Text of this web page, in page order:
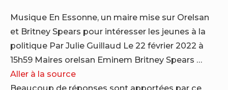
Musique En Essonne, un maire mise sur Orelsan
et Britney Spears pour intéresser les jeunes à la
politique Par Julie Guillaud Le 22 février 2022 à
15h59 Maires orelsan Eminem Britney Spears …
Aller à la source